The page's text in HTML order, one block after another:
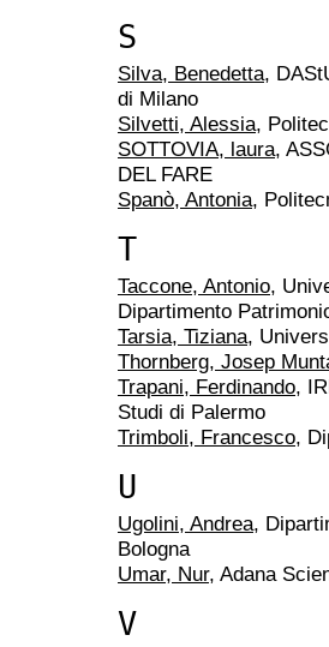
S
Silva, Benedetta,
di Milano
Silvetti, Alessia,
SOTTOVIA, laura,
DEL FARE
Spanò, Antonia,
T
Taccone, Antonio,
Dipartimento
Tarsia, Tiziana,
Thornberg, Josep
Trapani, Ferdinando,
Studi di Palermo
Trimboli, Francesco,
U
Ugolini, Andrea,
Bologna
Umar, Nur, Adana
V